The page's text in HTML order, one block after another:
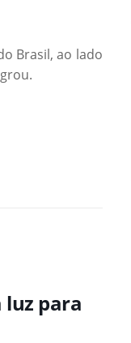
Brasil, ao lado
luz para